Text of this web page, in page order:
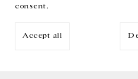
consent.
Accept all
Inscrivez-vous à notre newsletter